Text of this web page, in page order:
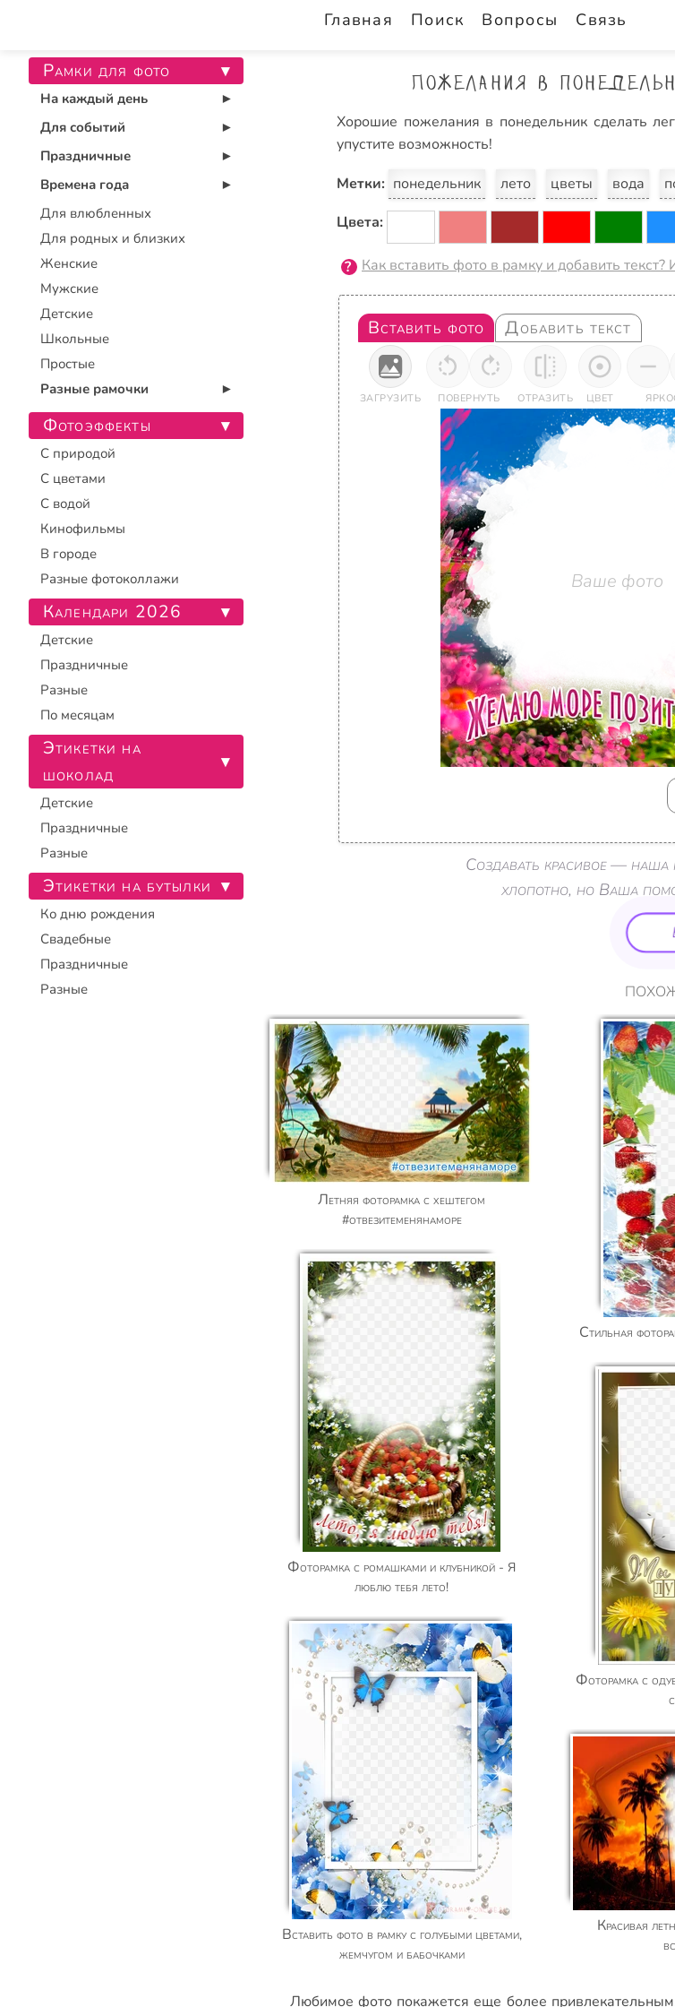
Главная Поиск Вопросы Связь
Пожелания в
Хорошие пожелания в понедельник сделать
упустите возможность!
Метки: понедельник лето цветы вода
Цвета:
Как вставить фото в рамку и добавить
Вставить фото Добавить текст
ЗАГРУЗИТЬ ПОВЕРНУТЬ ОТРАЗИТЬ ЦВЕТ
Ваше фото
Создавать красивое — наша
хлопотно, но Ваша
Летняя фоторамка с хештегом
#отвезитеменянаморе
Стильная
Фоторамка с ромашками и клубникой - Я
люблю тебя лето!
Фоторамка с одуванчиком и словами - Лучик
Вставить фото в рамку с голубыми цветами,
жемчугом и бабочками
Красивая летняя фоторамка с закатом,
Любимое фото покажется еще более
Рамки для фото ▾
На каждый день ▾
Для событий ▾
Праздничные ▾
Времена года ▾
Для влюбленных
Для родных и близких
Женские
Мужские
Детские
Школьные
Простые
Разные рамочки
▾
Фотоэффекты ▾
С природой
С цветами
С водой
Кинофильмы
В городе
Разные фотоколлажи
Календари 2026 ▾
Детские
Праздничные
Разные
По месяцам
Этикетки на
шоколад
▾
Детские
Праздничные
Разные
Этикетки на бутылки ▾
Ко дню рождения
Свадебные
Праздничные
Разные